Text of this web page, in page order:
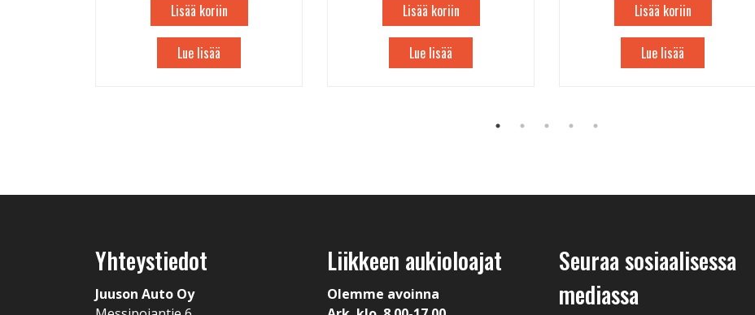
Lisää koriin
Lue lisää
Lisää koriin
Lue lisää
Lisää koriin
Lue lisää
Yhteystiedot
Juuson Auto Oy
Liikkeen aukioloajat
Olemme avoinna
Seuraa sosiaalisessa
mediassa